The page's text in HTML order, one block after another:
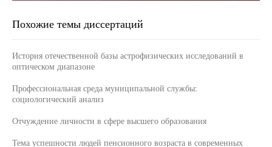
Похожие темы диссертаций
История отечественной базы астрофизических исследований в
оптическом диапазоне
Профессиональная среда муниципальной службы:
социологический анализ
Отчуждение личности в сфере высшего образования
Тема успешности людей пенсионного возраста в современных